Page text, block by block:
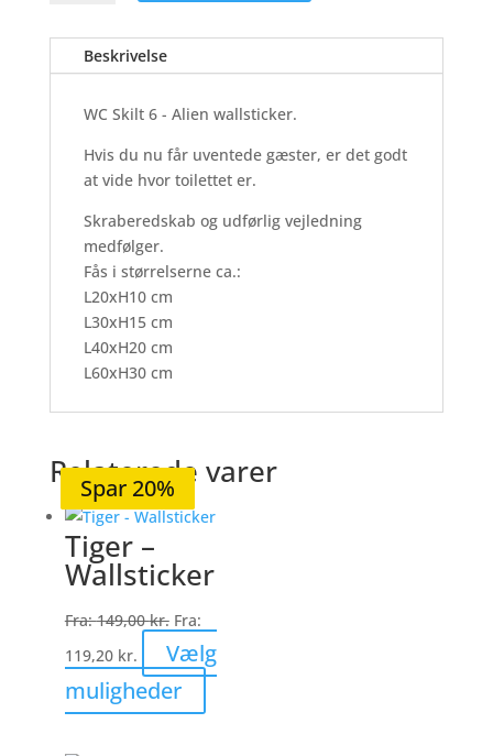
Alien
Wallsticker
Beskrivelse
WC Skilt 6 - Alien wallsticker.
Hvis du nu får uventede gæster, er det godt
at vide hvor toilettet er.
Skraberedskab og udførlig vejledning
medfølger.
Fås i størrelserne ca.:
L20xH10 cm
L30xH15 cm
L40xH20 cm
L60xH30 cm
Relaterede varer
Spar 20%
Tiger –
Wallsticker
Fra:149,00kr. Fra:
119,20 kr.
Vælg
muligheder
vare
Spar 20%
Spar 20%
Spar 20%
Spar 20%